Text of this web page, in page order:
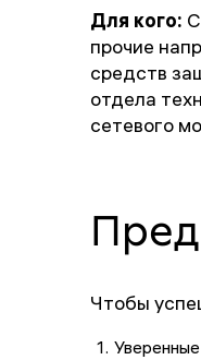
Для кого:
прочие
средств
отдела
сетевого
Чтобы
Уверенные